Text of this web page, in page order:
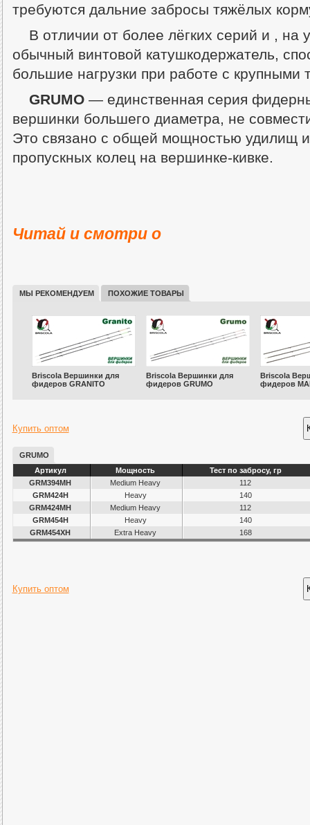
требуются дальние забросы тяжёлых
В отличии от более лёгких серий и , на
обычный винтовой катушкодержатель,
большие нагрузки при работе с
GRUMO— единственная серия
вершинки большего диаметра, не
Это связано с общей мощностью удилищ
пропускных колец на вершинке-кивке.
Читай и смотри о
МЫ РЕКОМЕНДУЕМ ПОХОЖИЕ ТОВАРЫ
Briscola Вершинки для
фидеров GRANITO
Briscola Вершинки для
фидеров GRUMO
Briscola
фидеров
Купить оптом
GRUMO
Артикул
Мощность
Тест по забросу, гр
GRM394MH
Medium Heavy
112
GRM424H
Heavy
140
GRM424MH
Medium Heavy
112
GRM454H
Heavy
140
GRM454XH
Extra Heavy 168
Купить оптом